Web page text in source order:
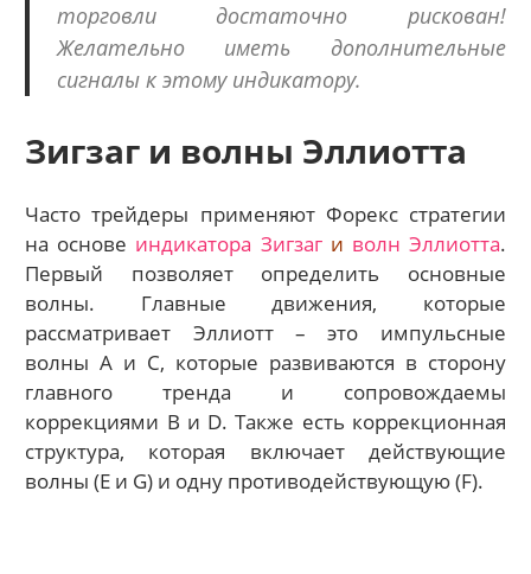
торговли достаточно рискован!
Желательно иметь дополнительные
сигналы к этому индикатору.
Зигзаг и волны Эллиотта
Часто трейдеры применяют Форекс стратегии
на основе индикатора Зигзаги волн Эллиотта.
Первый позволяет определить основные
волны. Главные движения, которые
рассматривает Эллиотт – это импульсные
волны A и C, которые развиваются в сторону
главного тренда и сопровождаемы
коррекциями B и D. Также есть коррекционная
структура, которая включает действующие
волны (E и G) и одну противодействующую (F).